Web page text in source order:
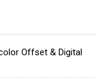
Offset & Digital